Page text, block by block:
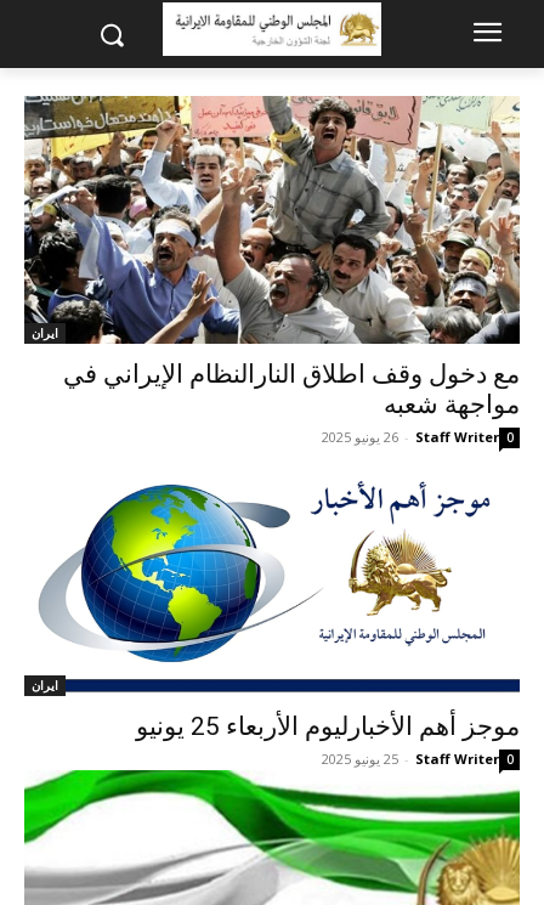
ايران
مع دخول وقف اطلاق النارالنظام الإيراني في
مواجهة شعبه
Staff Writer
- 26 يونيو 2025 0
ايران
موجز أهم الأخبارلیوم الأربعاء 25 يونيو
Staff Writer
- 25 يونيو 2025 0